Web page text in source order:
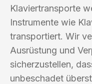
Klaviertransporte
Instrumente wie
transportiert. Wir
Ausrüstung und
sicherzustellen,
unbeschadet